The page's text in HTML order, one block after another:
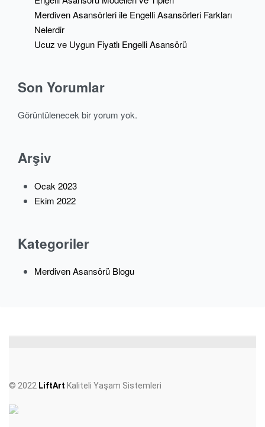
Merdiven Asansörleri ile Engelli Asansörleri Farkları
Nelerdir
Ucuz ve Uygun Fiyatlı Engelli Asansörü
Son Yorumlar
Görüntülenecek bir yorum yok.
Arşiv
Ocak 2023
Ekim 2022
Kategoriler
Merdiven Asansörü Blogu
© 2022 LiftArt Kaliteli Yaşam Sistemleri